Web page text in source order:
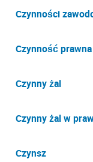
Czynności
Czynność prawna
Czynny żal
Czynny żal w
Czynsz